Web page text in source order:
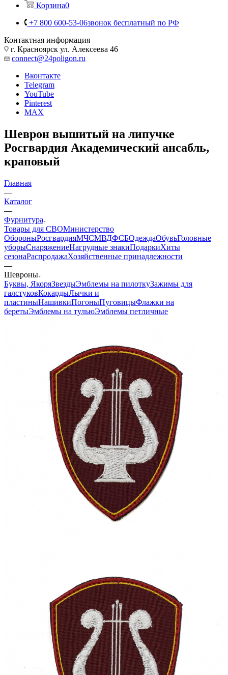
Корзина0
+7 800 600-53-06звонок бесплатный по РФ
Контактная информация
г. Красноярск ул. Алексеева 46
connect@24poligon.ru
Вконтакте
Telegram
YouTube
Pinterest
MAX
Шеврон вышитый на липучке
Росгвардия Академический ансабль,
краповый
Главная
—
Каталог
—
Фурнитура
Товары для СВОМинистерство
ОбороныРосгвардияМЧСМВДФСБОдеждаОбувьГоловные
уборыСнаряжениеНагрудные знакиПодаркиХиты
сезонаРаспродажаХозяйственные принадлежности
—
Шевроны
Буквы, ЯкоряЗвездыЭмблемы на пилоткуЗажимы для
галстуковКокардыЛычки и
пластиныНашивкиПогоныПуговицыФлажки на
беретыЭмблемы на тульюЭмблемы петличные